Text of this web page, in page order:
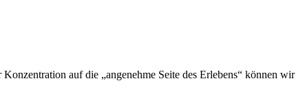
auf die „angenehme Seite des Erlebens“ können wir